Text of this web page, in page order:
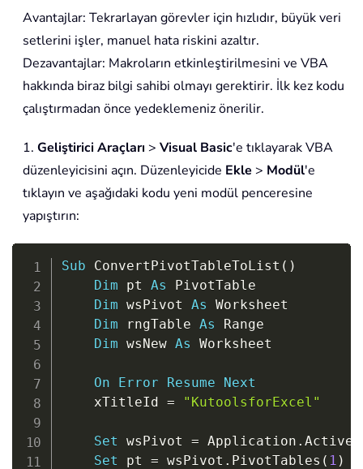
Avantajlar: Tekrarlayan görevler için hızlıdır, büyük veri
setlerini işler, manuel hata riskini azaltır.
Dezavantajlar: Makroların etkinleştirilmesini ve VBA
hakkında biraz bilgi sahibi olmayı gerektirir. İlk kez kodu
çalıştırmadan önce yedeklemeniz önerilir.
1. Geliştirici Araçları > Visual Basic'e tıklayarak VBA
düzenleyicisini açın. Düzenleyicide Ekle > Modül'e
tıklayın ve aşağıdaki kodu yeni modül penceresine
yapıştırın:
Sub ConvertPivotTableToList ( )
Dim pt As PivotTable
Dim wsPivot As Worksheet
Dim rngTable As Range
Dim wsNew As Worksheet
On Error Resume
Next
    xTitleId
= "KutoolsforExcel"
Set wsPivot = Application .
Set pt = wsPivot . PivotTables ( 1 )
Copy